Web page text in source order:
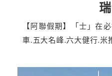
【阿聯假期】「士」在
車.五大名峰.六大健行.米